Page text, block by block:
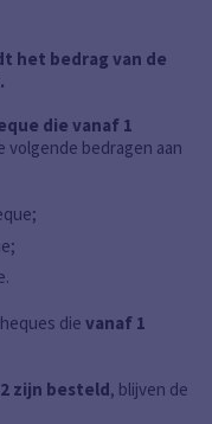
het bedrag van de
die vanaf 1
volgende bedragen aan
die vanaf 1
zijn besteld, blijven de